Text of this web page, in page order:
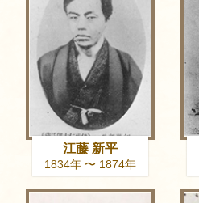
江藤 新平
1834年 〜 1874年